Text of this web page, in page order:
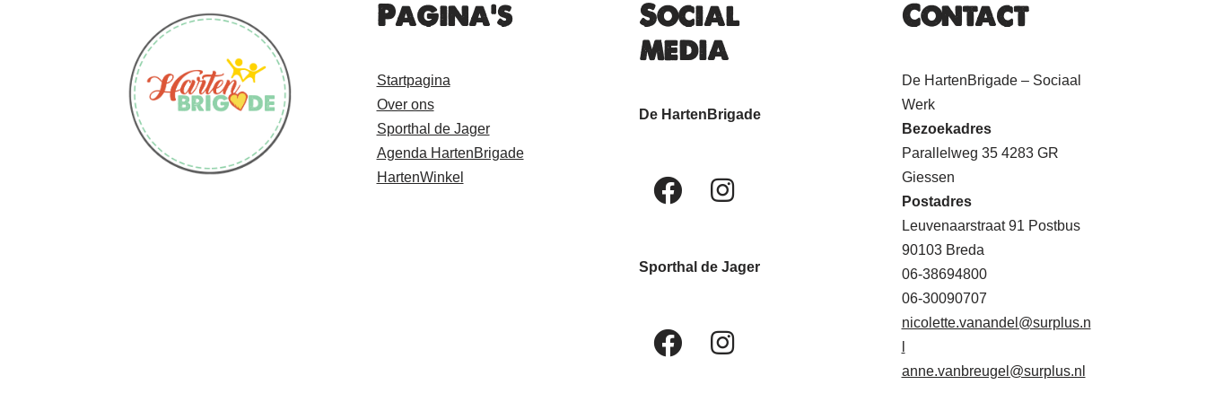
Pagina's
Startpagina
Over ons
Sporthal de Jager
Agenda HartenBrigade
HartenWinkel
Social
media
De HartenBrigade
Sporthal de Jager
Contact
De HartenBrigade – Sociaal
Werk
Bezoekadres
Parallelweg 35 4283 GR
Giessen
Postadres
Leuvenaarstraat 91 Postbus
90103 Breda
06-38694800
06-30090707
nicolette.vanandel@surplus.n
anne.vanbreugel@surplus.nl